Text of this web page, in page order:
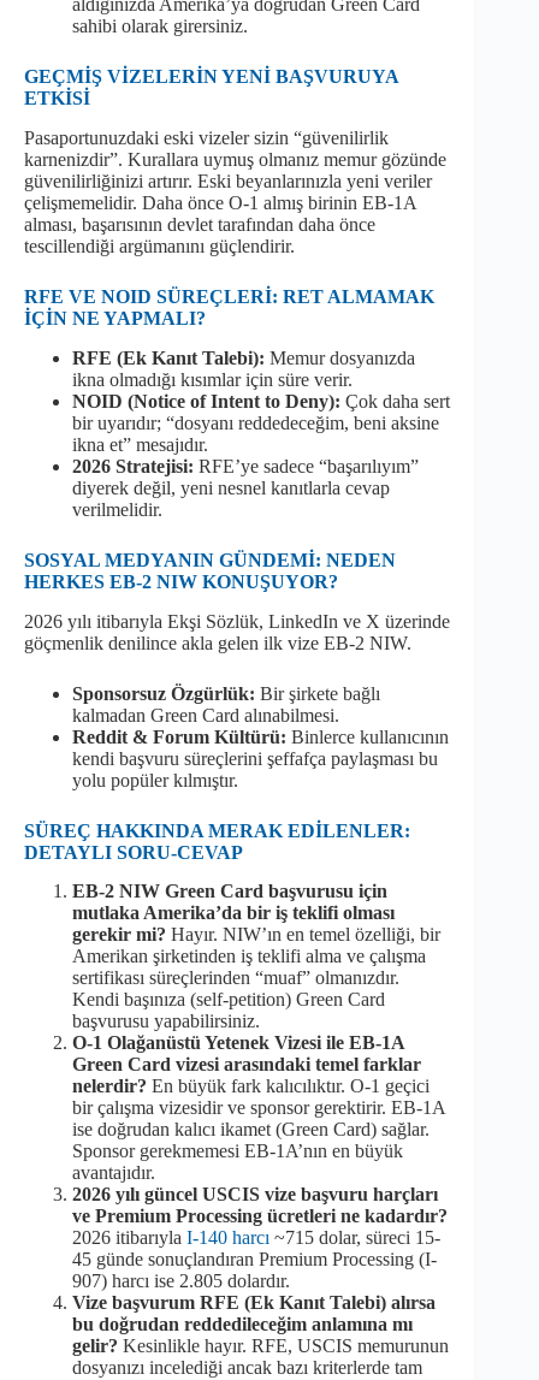
aldığınızda Amerika’ya doğrudan Green Card
sahibi olarak girersiniz.
GEÇMİŞ VİZELERİN YENİ BAŞVURUYA
ETKİSİ
Pasaportunuzdaki eski vizeler sizin “güvenilirlik
karnenizdir”. Kurallara uymuş olmanız memur gözünde
güvenilirliğinizi artırır. Eski beyanlarınızla yeni veriler
çelişmemelidir. Daha önce O-1 almış birinin EB-1A
alması, başarısının devlet tarafından daha önce
tescillendiği argümanını güçlendirir.
RFE VE NOID SÜREÇLERİ: RET ALMAMAK
İÇİN NE YAPMALI?
RFE (Ek Kanıt Talebi): Memur dosyanızda
ikna olmadığı kısımlar için süre verir.
NOID (Notice of Intent to Deny): Çok daha sert
bir uyarıdır; “dosyanı reddedeceğim, beni aksine
ikna et” mesajıdır.
2026 Stratejisi: RFE’ye sadece “başarılıyım”
diyerek değil, yeni nesnel kanıtlarla cevap
verilmelidir.
SOSYAL MEDYANIN GÜNDEMİ: NEDEN
HERKES EB-2 NIW KONUŞUYOR?
2026 yılı itibarıyla Ekşi Sözlük, LinkedIn ve X üzerinde
göçmenlik denilince akla gelen ilk vize EB-2 NIW.
Sponsorsuz Özgürlük: Bir şirkete bağlı
kalmadan Green Card alınabilmesi.
Reddit & Forum Kültürü: Binlerce kullanıcının
kendi başvuru süreçlerini şeffafça paylaşması bu
yolu popüler kılmıştır.
SÜREÇ HAKKINDA MERAK EDİLENLER:
DETAYLI SORU-CEVAP
EB-2 NIW Green Card başvurusu için
mutlaka Amerika’da bir iş teklifi olması
gerekir mi? Hayır. NIW’ın en temel özelliği, bir
Amerikan şirketinden iş teklifi alma ve çalışma
sertifikası süreçlerinden “muaf” olmanızdır.
Kendi başınıza (self-petition) Green Card
başvurusu yapabilirsiniz.
O-1 Olağanüstü Yetenek Vizesi ile EB-1A
Green Card vizesi arasındaki temel farklar
nelerdir? En büyük fark kalıcılıktır. O-1 geçici
bir çalışma vizesidir ve sponsor gerektirir. EB-1A
ise doğrudan kalıcı ikamet (Green Card) sağlar.
Sponsor gerekmemesi EB-1A’nın en büyük
avantajıdır.
2026 yılı güncel USCIS vize başvuru harçları
ve Premium Processing ücretleri ne kadardır?
2026 itibarıyla I-140 harcı ~715 dolar, süreci 15-
45 günde sonuçlandıran Premium Processing (I-
907) harcı ise 2.805 dolardır.
Vize başvurum RFE (Ek Kanıt Talebi) alırsa
bu doğrudan reddedileceğim anlamına mı
gelir? Kesinlikle hayır. RFE, USCIS memurunun
dosyanızı incelediği ancak bazı kriterlerde tam